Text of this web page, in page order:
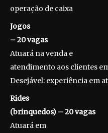
operação de caixa
Jogos
– 20 vagas
Atuará na venda e
atendimento aos clientes
Desejável: experiência em
Rides
(brinquedos) – 20 vagas
Atuará em